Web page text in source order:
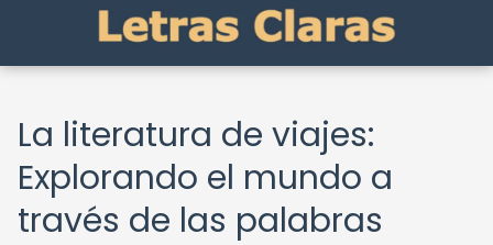
La literatura de viajes:
Explorando el mundo a
través de las palabras